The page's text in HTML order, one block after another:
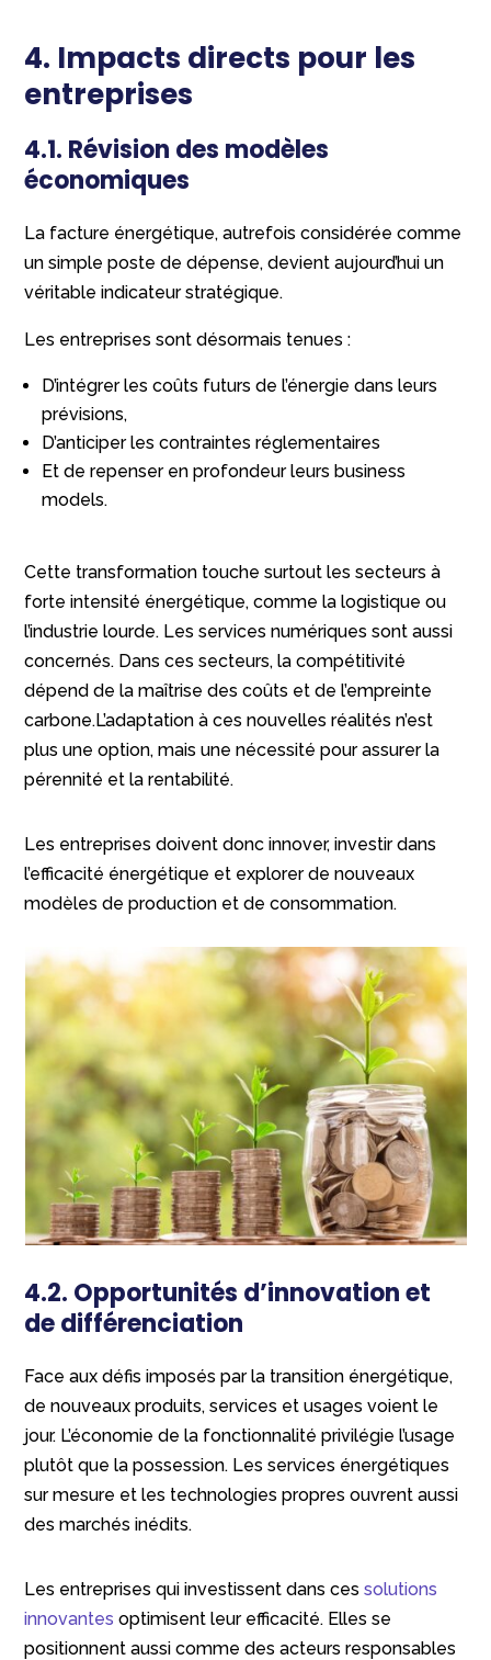
4. Impacts directs pour les
entreprises
4.1. Révision des modèles
économiques
La facture énergétique, autrefois considérée comme
un simple poste de dépense, devient aujourd’hui un
véritable indicateur stratégique.
Les entreprises sont désormais tenues :
D’intégrer les coûts futurs de l’énergie dans leurs
prévisions,
D’anticiper les contraintes réglementaires
Et de repenser en profondeur leurs business
models.
Cette transformation touche surtout les secteurs à
forte intensité énergétique, comme la logistique ou
l’industrie lourde. Les services numériques sont aussi
concernés. Dans ces secteurs, la compétitivité
dépend de la maîtrise des coûts et de l’empreinte
carbone.L’adaptation à ces nouvelles réalités n’est
plus une option, mais une nécessité pour assurer la
pérennité et la rentabilité.
Les entreprises doivent donc innover, investir dans
l’efficacité énergétique et explorer de nouveaux
modèles de production et de consommation.
4.2. Opportunités d’innovation et
de différenciation
Face aux défis imposés par la transition énergétique,
de nouveaux produits, services et usages voient le
jour. L’économie de la fonctionnalité privilégie l’usage
plutôt que la possession. Les services énergétiques
sur mesure et les technologies propres ouvrent aussi
des marchés inédits.
Les entreprises qui investissent dans cessolutions
innovantes optimisent leur efficacité. Elles se
positionnent aussi comme des acteurs responsables